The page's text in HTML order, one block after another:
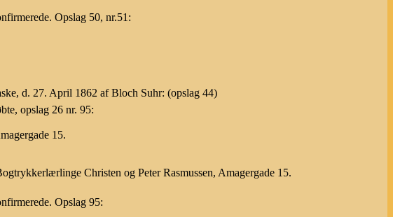
Opslag 50, nr.51:
d. 27. April 1862 af Bloch Suhr: (opslag 44)
opslag 26 nr. 95:
15.
Christen og Peter Rasmussen, Amagergade 15.
Opslag 95: